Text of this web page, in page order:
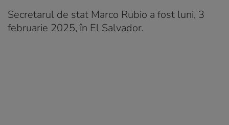
Secretarul de stat Marco Rubio a fost luni, 3
februarie 2025, în El Salvador.